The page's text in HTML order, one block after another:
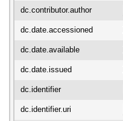
dc.contributor.author
dc.date.accessioned
dc.date.available
dc.date.issued
dc.identifier
dc.identifier.uri